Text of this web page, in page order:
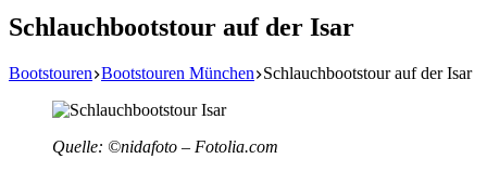
Schlauchbootstour auf der Isar
Bootstouren Bootstouren München Schlauchbootstour auf der Isar
Quelle: ©nidafoto – Fotolia.com